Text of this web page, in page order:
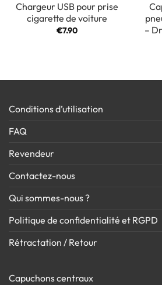
Chargeur USB pour prise
cigarette de voiture
€7.90
–
Conditions d’utilisation
FAQ
Revendeur
Contactez-nous
Qui sommes-nous ?
Politique de confidentialité et RGPD
Rétractation / Retour
Capuchons centraux